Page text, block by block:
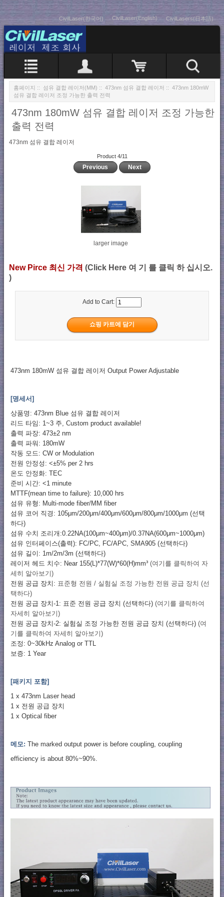
CivilLaser(한국어) CivilLaser(English) CivilLasers(日本語)
홈페이지 :: 섬유 결합 레이저(MM) :: 473nm 섬유 결합 레이저 :: 473nm 180mW
섬유 결합 레이저 조정 가능한 출력 전력
473nm 180mW 섬유 결합 레이저 조정 가능한
출력 전력
473nm 섬유 결합 레이저
Product 4/11
Previous Next
larger image
New Pirce 최신 가격 (Click Here 여 기 를 클릭 하 십시오.
)
Add to Cart:
473nm 180mW 섬유 결합 레이저 Output Power Adjustable
[명세서]
상품명: 473nm Blue 섬유 결합 레이저
리드 타임: 1~3 주, Custom product available!
출력 파장: 473±2 nm
출력 파워: 180mW
작동 모드: CW or Modulation
전원 안정성: <±5% per 2 hrs
온도 안정화: TEC
준비 시간: <1 minute
MTTF(mean time to failure): 10,000 hrs
섬유 유형: Multi-mode fiber/MM fiber
섬유 코어 직경: 105μm/200μm/400μm/600μm/800μm/1000μm (선택
하다)
섬유 수치 조리개:0.22NA(100μm~400μm)/0.37NA(600μm~1000μm)
섬유 인터페이스(출력): FC/PC, FC/APC, SMA905 (선택하다)
섬유 길이: 1m/2m/3m (선택하다)
레이저 헤드 치수: Near 155(L)*77(W)*60(H)mm³(여기를 클릭하여 자
세히 알아보기)
전원 공급 장치: 표준형 전원 / 실험실 조정 가능한 전원 공급 장치 (선
택하다)
전원 공급 장치-1: 표준 전원 공급 장치 (선택하다) (여기를 클릭하여
자세히 알아보기)
전원 공급 장치-2: 실험실 조정 가능한 전원 공급 장치 (선택하다) (여
기를 클릭하여 자세히 알아보기)
조정: 0~30kHz Analog or TTL
보증: 1 Year
[패키지 포함]
1 x 473nm Laser head
1 x 전원 공급 장치
1 x Optical fiber
메모: The marked output power is before coupling, coupling
efficiency is about 80%~90%.